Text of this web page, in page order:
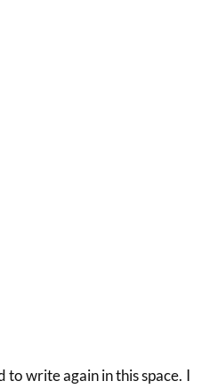
to write again in this space. I